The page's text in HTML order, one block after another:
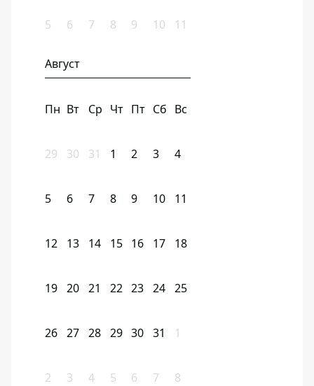
5 6 7 8 9 10 11
Август
Пн Вт Ср Чт Пт Сб Вс
29 30 31 1 2 3 4
5 6 7 8 9 10 11
12 13 14 15 16 17 18
19 20 21 22 23 24 25
26 27 28 29 30 31 1
2 3 4 5 6 7 8